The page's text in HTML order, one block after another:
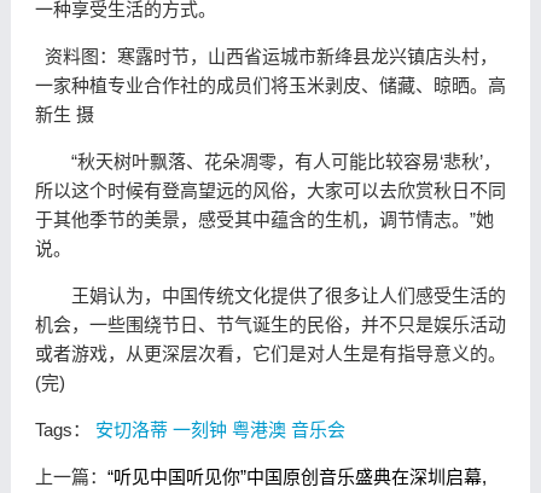
一种享受生活的方式。
资料图：寒露时节，山西省运城市新绛县龙兴镇店头村，
一家种植专业合作社的成员们将玉米剥皮、储藏、晾晒。高
新生 摄
“秋天树叶飘落、花朵凋零，有人可能比较容易‘悲秋’，
所以这个时候有登高望远的风俗，大家可以去欣赏秋日不同
于其他季节的美景，感受其中蕴含的生机，调节情志。”她
说。
王娟认为，中国传统文化提供了很多让人们感受生活的
机会，一些围绕节日、节气诞生的民俗，并不只是娱乐活动
或者游戏，从更深层次看，它们是对人生是有指导意义的。
(完)
Tags： 安切洛蒂 一刻钟 粤港澳 音乐会
上一篇： “听见中国听见你”中国原创音乐盛典在深圳启幕,